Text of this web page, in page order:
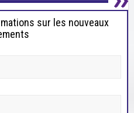
sur les nouveaux